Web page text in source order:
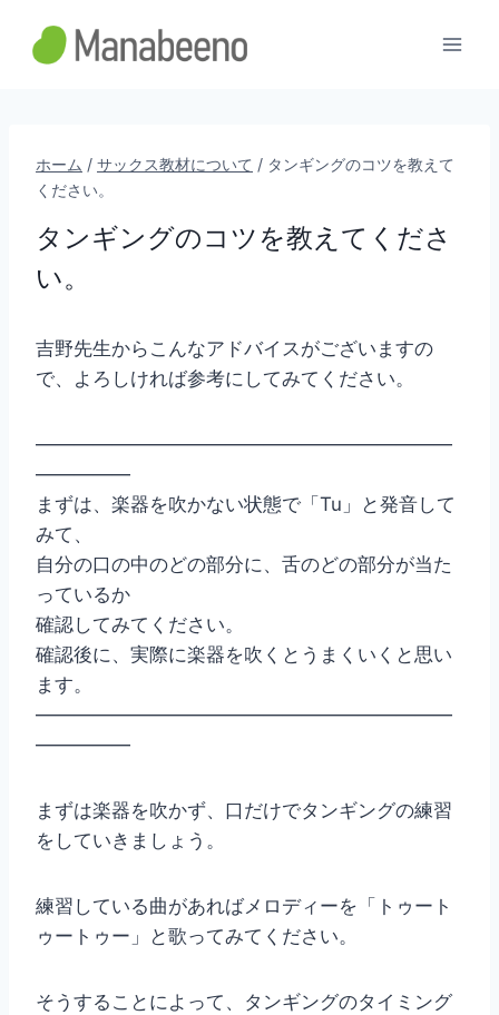
ホーム / サックス教材について / タンギングのコツを教えて
ください。
タンギングのコツを教えてくださ
い。
吉野先生からこんなアドバイスがございますの
で、よろしければ参考にしてみてください。
——————————————————————
—————
まずは、楽器を吹かない状態で「Tu」と発音して
みて、
自分の口の中のどの部分に、舌のどの部分が当た
っているか
確認してみてください。
確認後に、実際に楽器を吹くとうまくいくと思い
ます。
——————————————————————
—————
まずは楽器を吹かず、口だけでタンギングの練習
をしていきましょう。
練習している曲があればメロディーを「トゥート
ゥートゥー」と歌ってみてください。
そうすることによって、タンギングのタイミング